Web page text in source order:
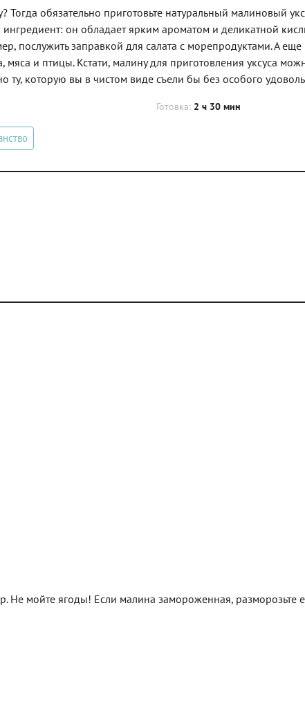
обязательно приготовьте натуральный малиновый
он обладает ярким ароматом и деликатной
послужить заправкой для салата с морепродуктами. А еще
и птицы. Кстати, малину для приготовления уксуса
которую вы в чистом виде съели бы без особого
Готовка: 2 ч 30 мин
Не мойте ягоды! Если малина замороженная, разморозьте